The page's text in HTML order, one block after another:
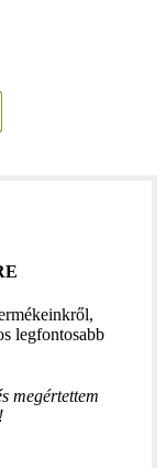
legfontosabb
megértettem